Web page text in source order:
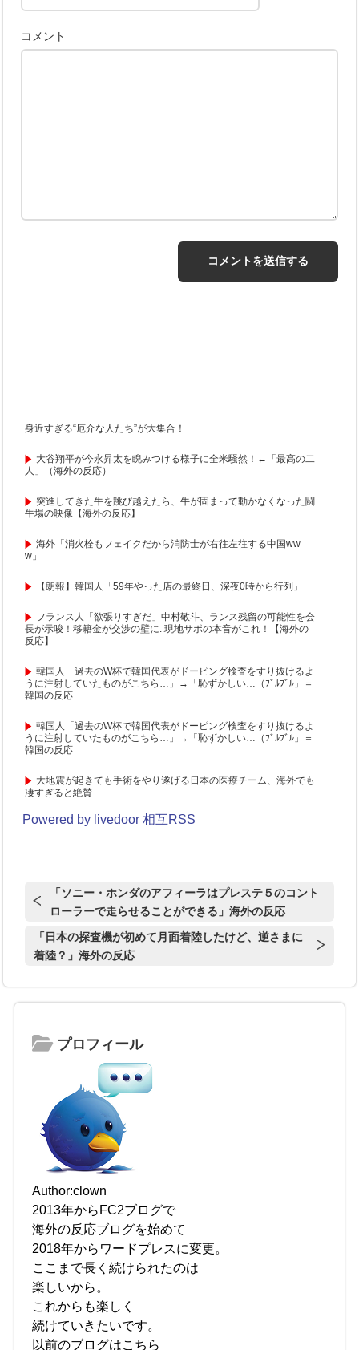
コメント
身近すぎる“厄介な人たち”が大集合！
大谷翔平が今永昇太を睨みつける様子に全米騒然！←「最高の二
人」（海外の反応）
突進してきた牛を跳び越えたら、牛が固まって動かなくなった闘
牛場の映像【海外の反応】
海外「消火栓もフェイクだから消防士が右往左往する中国ww
w」
【朗報】韓国人「59年やった店の最終日、深夜0時から行列」
フランス人「欲張りすぎだ」中村敬斗、ランス残留の可能性を会
長が示唆！移籍金が交渉の壁に..現地サポの本音がこれ！【海外の
反応】
韓国人「過去のW杯で韓国代表がドーピング検査をすり抜けるよ
うに注射していたものがこちら…」→「恥ずかしい…（ﾌﾞﾙﾌﾞﾙ」＝
韓国の反応
韓国人「過去のW杯で韓国代表がドーピング検査をすり抜けるよ
うに注射していたものがこちら…」→「恥ずかしい…（ﾌﾞﾙﾌﾞﾙ」＝
韓国の反応
大地震が起きても手術をやり遂げる日本の医療チーム、海外でも
凄すぎると絶賛
Powered by livedoor 相互RSS
「ソニー・ホンダのアフィーラはプレステ５のコント
ローラーで走らせることができる」海外の反応
「日本の探査機が初めて月面着陸したけど、逆さまに
着陸？」海外の反応
プロフィール
Author:clown
2013年からFC2ブログで
海外の反応ブログを始めて
2018年からワードプレスに変更。
ここまで長く続けられたのは
楽しいから。
これからも楽しく
続けていきたいです。
以前のブログはこちら